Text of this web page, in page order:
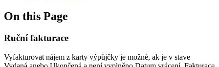
On this Page
Ruční fakturace
Vyfakturovat nájem z karty výpůjčky je možné, ak je v stave